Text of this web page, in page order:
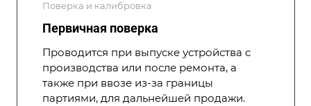
Поверка и калибровка
Первичная поверка
Проводится при выпуске устройства с
производства или после ремонта, а
также при ввозе из-за границы
партиями, для дальнейшей продажи.